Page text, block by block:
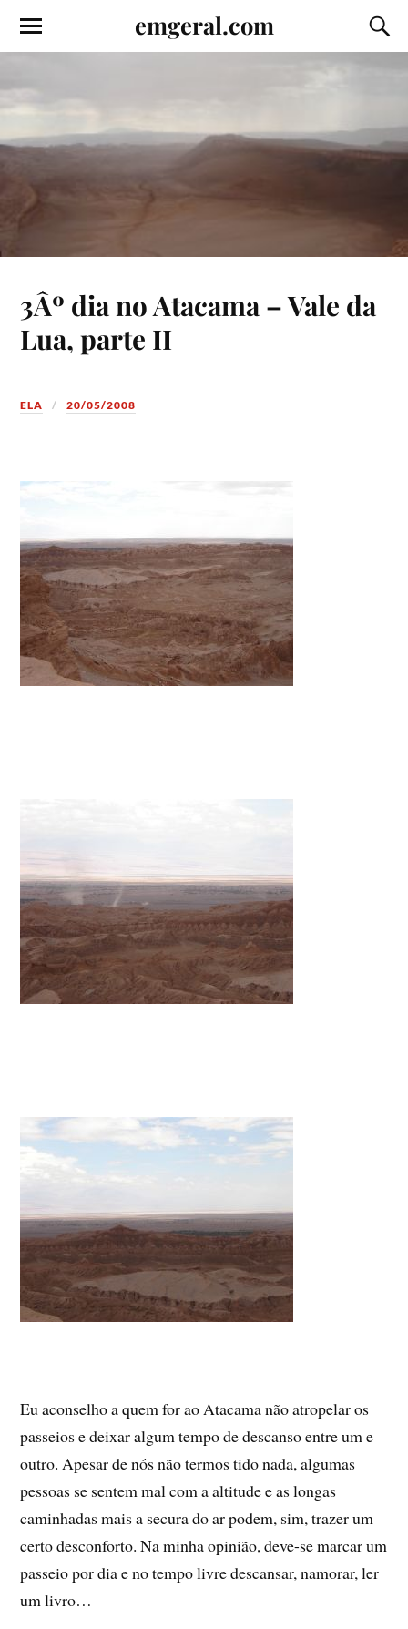
emgeral.com
3Âº dia no Atacama – Vale da
Lua, parte II
ELA 20/05/2008
Eu aconselho a quem for ao Atacama não atropelar os
passeios e deixar algum tempo de descanso entre um e
outro. Apesar de nós não termos tido nada, algumas
pessoas se sentem mal com a altitude e as longas
caminhadas mais a secura do ar podem, sim, trazer um
certo desconforto. Na minha opinião, deve-se marcar um
passeio por dia e no tempo livre descansar, namorar, ler
um livro…